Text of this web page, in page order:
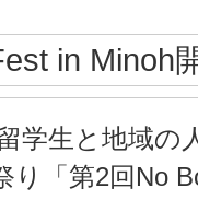
in Minoh
学生と地域の
り「第2回No